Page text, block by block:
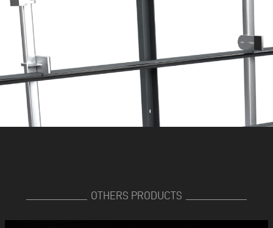
OTHERS PRODUCTS